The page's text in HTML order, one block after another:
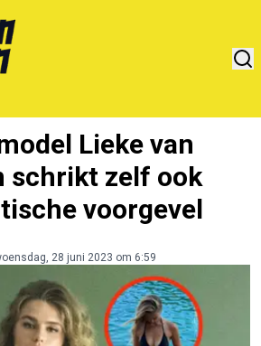
Lieke van
schrikt zelf ook
voorgevel
28 juni 2023 om 6:59